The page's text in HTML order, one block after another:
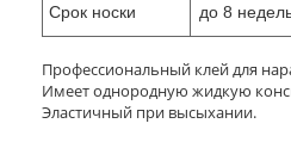
Срок носки до 8
Профессиональный клей для
Имеет однородную жидкую
Эластичный при высыхании.